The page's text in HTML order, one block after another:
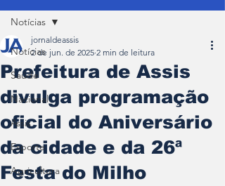
Notícias
Saúde
Nacional
Assis
Esporte
Agricultura
Notícias
Prefeitura de Assis
divulga programação
oficial do Aniversário
da cidade e da 26ª
Festa do Milho
jornaldeassis
2 de jun. de 2025 2 min de leitura